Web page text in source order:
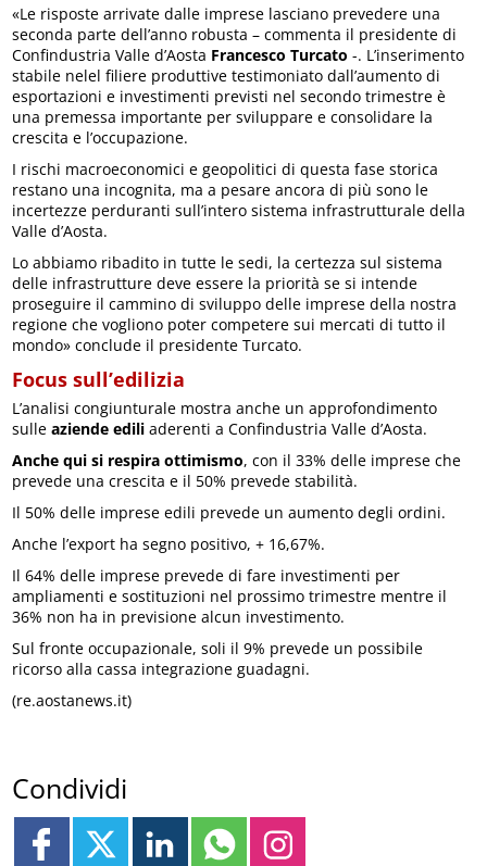
«Le risposte arrivate dalle imprese lasciano prevedere una
seconda parte dell’anno robusta – commenta il presidente di
Confindustria Valle d’Aosta Francesco Turcato -. L’inserimento
stabile nelel filiere produttive testimoniato dall’aumento di
esportazioni e investimenti previsti nel secondo trimestre è
una premessa importante per sviluppare e consolidare la
crescita e l’occupazione.
I rischi macroeconomici e geopolitici di questa fase storica
restano una incognita, ma a pesare ancora di più sono le
incertezze perduranti sull’intero sistema infrastrutturale della
Valle d’Aosta.
Lo abbiamo ribadito in tutte le sedi, la certezza sul sistema
delle infrastrutture deve essere la priorità se si intende
proseguire il cammino di sviluppo delle imprese della nostra
regione che vogliono poter competere sui mercati di tutto il
mondo» conclude il presidente Turcato.
Focus sull’edilizia
L’analisi congiunturale mostra anche un approfondimento
sulleaziende edili aderenti a Confindustria Valle d’Aosta.
Anche qui si respira ottimismo, con il 33% delle imprese che
prevede una crescita e il 50% prevede stabilità.
Il 50% delle imprese edili prevede un aumento degli ordini.
Anche l’export ha segno positivo, + 16,67%.
Il 64% delle imprese prevede di fare investimenti per
ampliamenti e sostituzioni nel prossimo trimestre mentre il
36% non ha in previsione alcun investimento.
Sul fronte occupazionale, soli il 9% prevede un possibile
ricorso alla cassa integrazione guadagni.
(re.aostanews.it)
Condividi